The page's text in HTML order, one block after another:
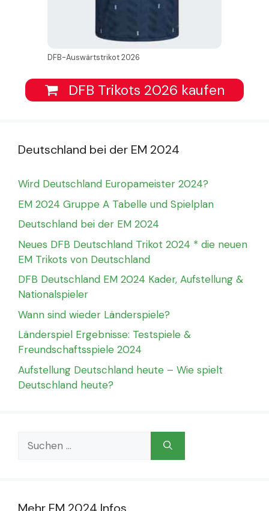
DFB-Auswärtstrikot 2026
DFB Trikots 2026 kaufen
Deutschland bei der EM 2024
Wird Deutschland Europameister 2024?
EM 2024 Gruppe A Tabelle und Spielplan
Deutschland bei der EM 2024
Neues DFB Deutschland Trikot 2024 * die neuen
EM Trikots von Deutschland
DFB Deutschland EM 2024 Kader, Aufstellung &
Nationalspieler
Wann sind wieder Länderspiele?
Länderspiel Ergebnisse: Testspiele &
Freundschaftsspiele 2024
Aufstellung Deutschland heute – Wie spielt
Deutschland heute?
Suchen
nach: